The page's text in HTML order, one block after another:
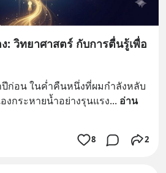
: วิทยาศาสตร์ กับการตื่นรู้เพื่อ
ปีก่อน ในค่ำคืนหนึ่งที่ผมกำลังหลับ
งกระหายน้ำอย่างรุนแรง... อ่าน
8 2